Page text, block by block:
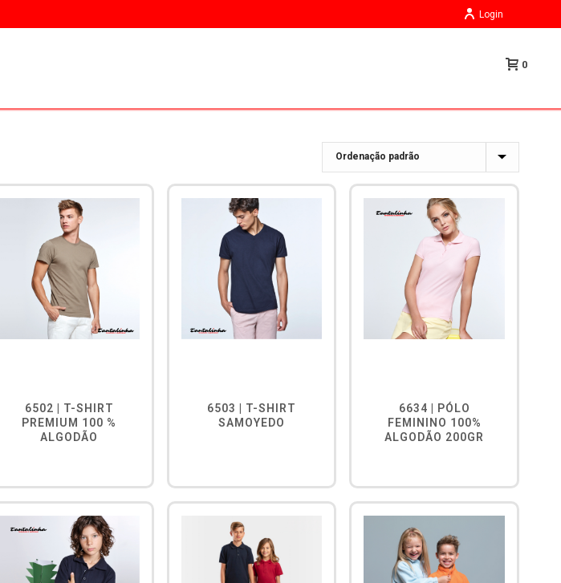
Login
0
6502 | T-SHIRT
PREMIUM 100 %
ALGODÃO
6503 | T-SHIRT
SAMOYEDO
6634 | PÓLO
FEMININO 100%
ALGODÃO 200GR